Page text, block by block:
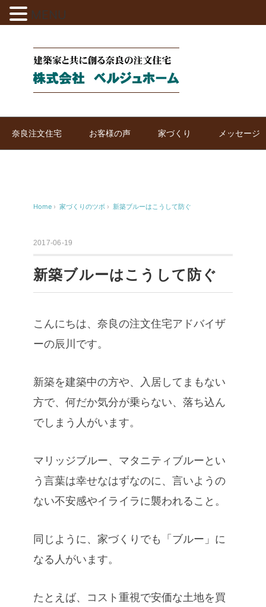
奈良注文住宅 お客様の声 家づくり メッセージ
Home › 家づくりのツボ › 新築ブルーはこうして防ぐ
2017-06-19
新築ブルーはこうして防ぐ
こんにちは、奈良の注文住宅アドバイザ
ーの辰川です。
新築を建築中の方や、入居してまもない
方で、何だか気分が乗らない、落ち込ん
でしまう人がいます。
マリッジブルー、マタニティブルーとい
う言葉は幸せなはずなのに、言いようの
ない不安感やイライラに襲われること。
同じように、家づくりでも「ブルー」に
なる人がいます。
たとえば、コスト重視で安価な土地を買
MENU